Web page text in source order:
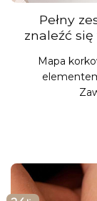
Pełny
znaleźć
Mapa